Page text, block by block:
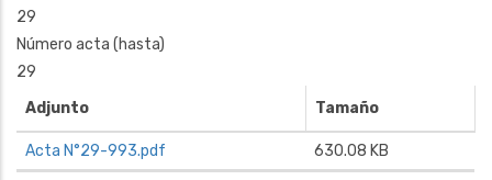
29
Número acta (hasta)
29
Adjunto
Tamaño
Acta N°29-993.pdf 630.08 KB